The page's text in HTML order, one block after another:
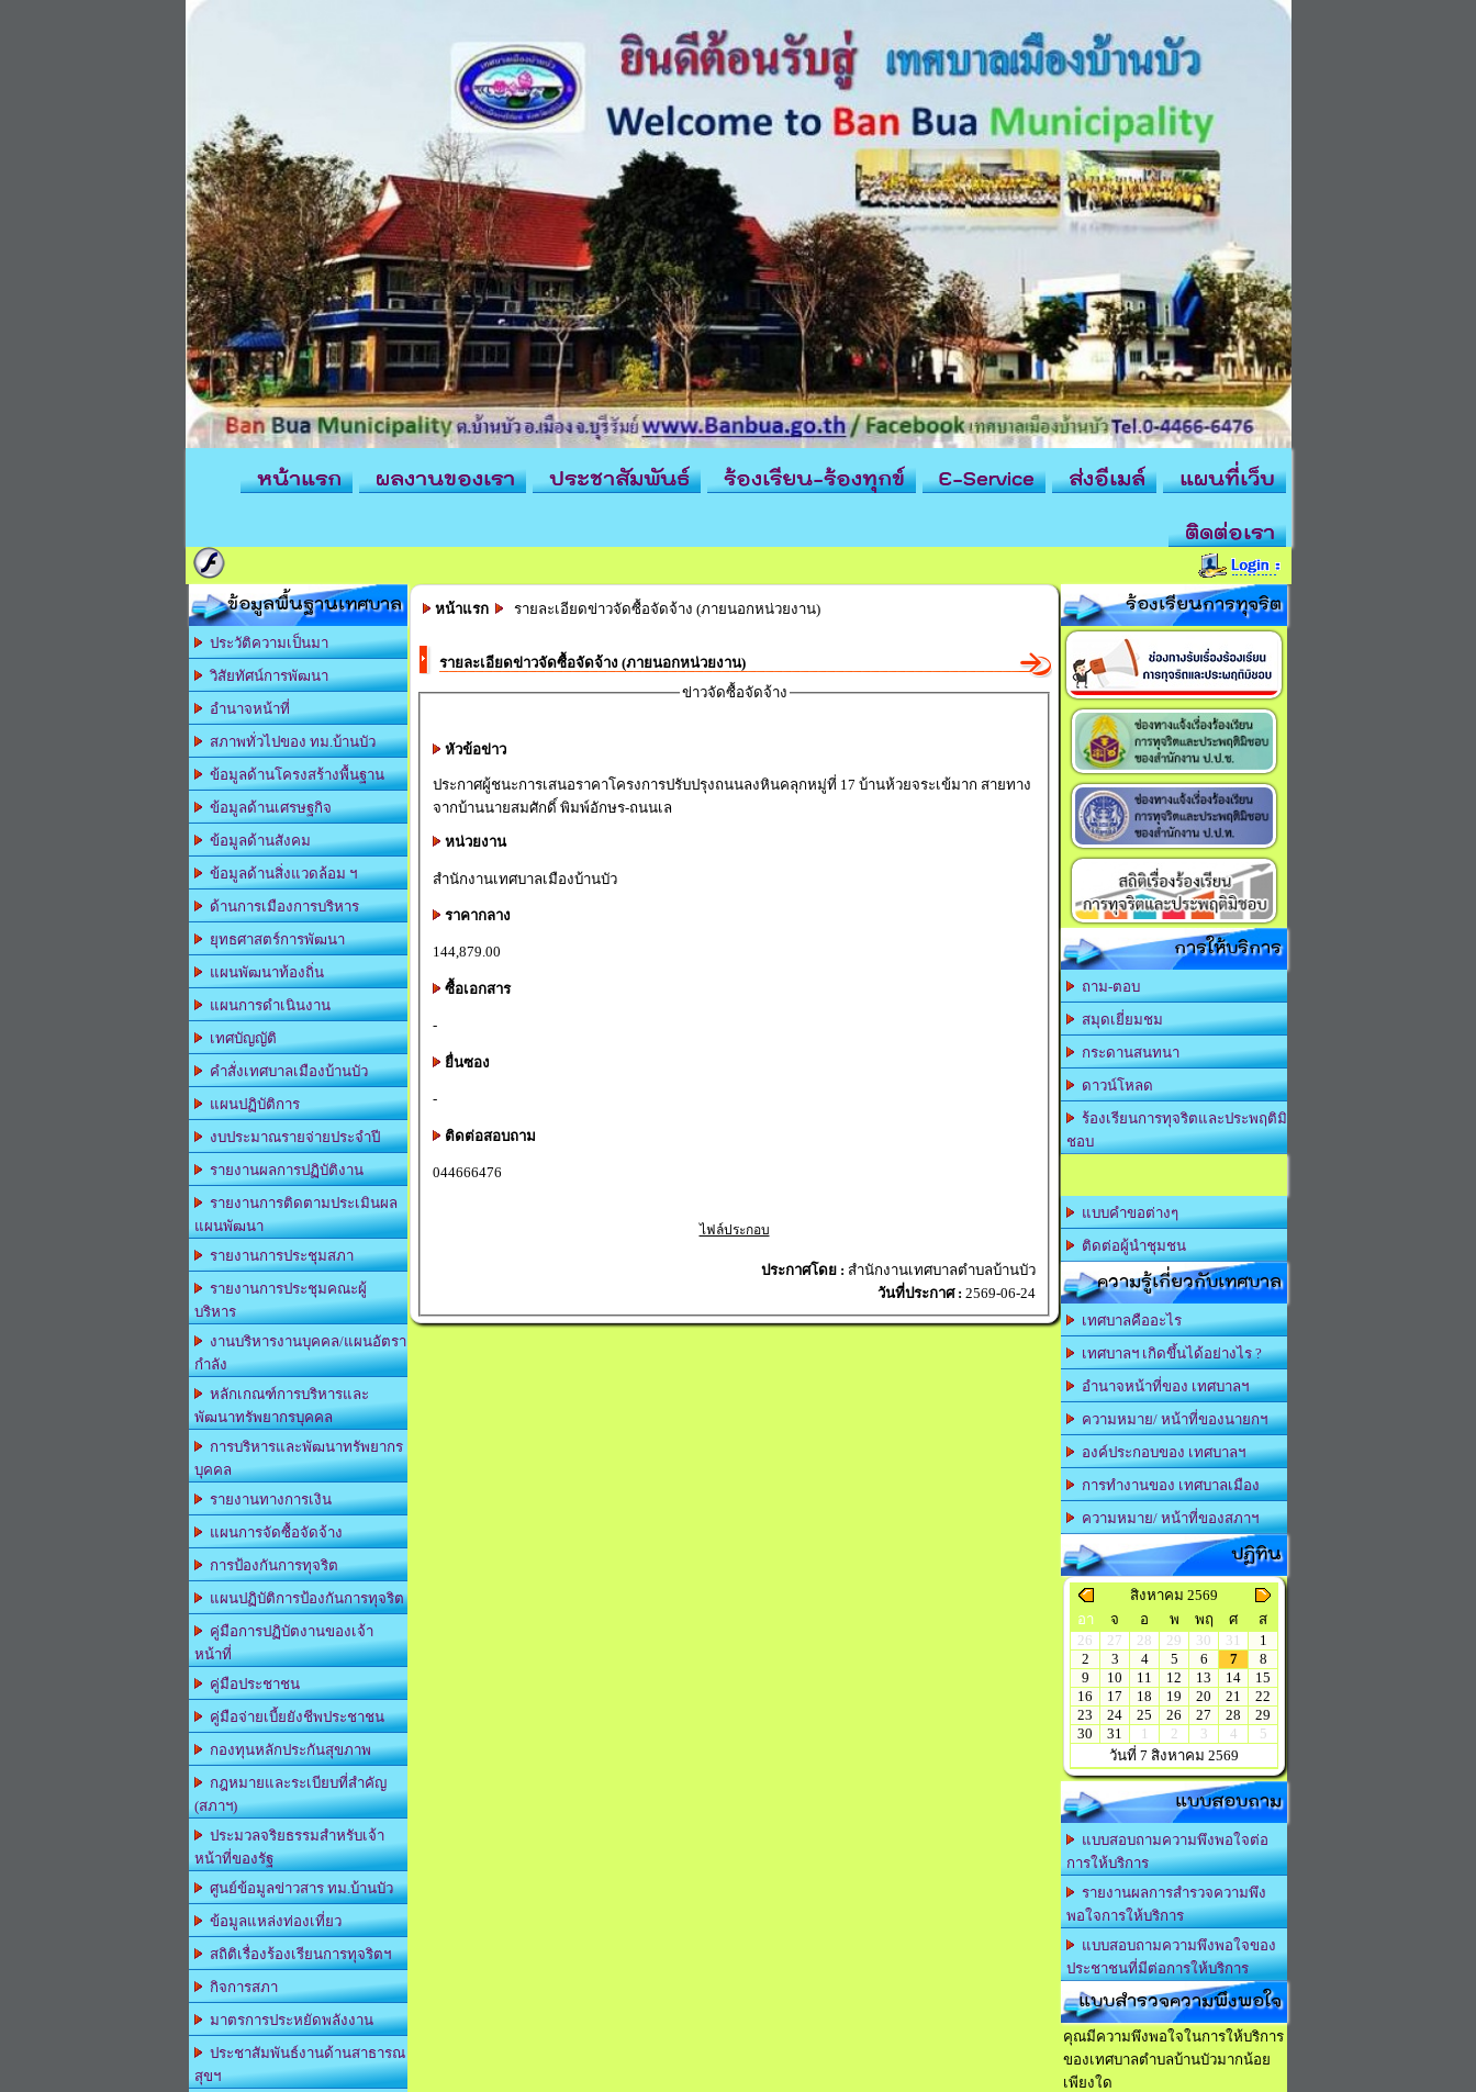
หน้าแรก ผลงานของเรา ประชาสัมพันธ์ ร้องเรียน-ร้องทุกข์ E-Service ส่งอีเมล์
แผนที่เว็บ
ติดต่อเรา
ข้อมูลพื้นฐานเทศบาล
ประวัติความเป็นมา
วิสัยทัศน์การพัฒนา
อำนาจหน้าที่
สภาพทั่วไปของ ทม.บ้านบัว
ข้อมูลด้านโครงสร้างพื้นฐาน
ข้อมูลด้านเศรษฐกิจ
ข้อมูลด้านสังคม
ข้อมูลด้านสิ่งแวดล้อม ฯ
ด้านการเมืองการบริหาร
ยุทธศาสตร์การพัฒนา
แผนพัฒนาท้องถิ่น
แผนการดำเนินงาน
เทศบัญญัติ
คำสั่งเทศบาลเมืองบ้านบัว
แผนปฏิบัติการ
งบประมาณรายจ่ายประจำปี
รายงานผลการปฏิบัติงาน
รายงานการติดตามประเมินผล
แผนพัฒนา
รายงานการประชุมสภา
รายงานการประชุมคณะผู้
บริหาร
งานบริหารงานบุคคล/แผนอัตรา
กำลัง
หลักเกณฑ์การบริหารและ
พัฒนาทรัพยากรบุคคล
การบริหารและพัฒนาทรัพยากร
บุคคล
รายงานทางการเงิน
แผนการจัดซื้อจัดจ้าง
การป้องกันการทุจริต
แผนปฏิบัติการป้องกันการทุจริต
คู่มือการปฏิบัตงานของเจ้า
หน้าที่
คู่มือประชาชน
คู่มือจ่ายเบี้ยยังชีพประชาชน
กองทุนหลักประกันสุขภาพ
กฎหมายและระเบียบที่สำคัญ
(สภาฯ)
ประมวลจริยธรรมสำหรับเจ้า
หน้าที่ของรัฐ
ศูนย์ข้อมูลข่าวสาร ทม.บ้านบัว
ข้อมูลแหล่งท่องเที่ยว
สถิติเรื่องร้องเรียนการทุจริตฯ
กิจการสภา
มาตรการประหยัดพลังงาน
ประชาสัมพันธ์งานด้านสาธารณ
สุขฯ
หน้าแรก รายละเอียดข่าวจัดซื้อจัดจ้าง (ภายนอกหน่วยงาน)
รายละเอียดข่าวจัดซื้อจัดจ้าง (ภายนอกหน่วยงาน)
ข่าวจัดซื้อจัดจ้าง
หัวข้อข่าว
ประกาศผู้ชนะการเสนอราคาโครงการปรับปรุงถนนลงหินคลุกหมู่ที่ 17 บ้านห้วยจระเข้มาก สายทาง
จากบ้านนายสมศักดิ์ พิมพ์อักษร-ถนนเล
หน่วยงาน
สำนักงานเทศบาลเมืองบ้านบัว
ราคากลาง
144,879.00
ซื้อเอกสาร
-
ยื่นซอง
-
ติดต่อสอบถาม
044666476
ไฟล์ประกอบ
ประกาศโดย : สำนักงานเทศบาลตำบลบ้านบัว
วันที่ประกาศ : 2569-06-24
ร้องเรียนการทุจริต
การให้บริการ
ถาม-ตอบ
สมุดเยี่ยมชม
กระดานสนทนา
ดาวน์โหลด
ร้องเรียนการทุจริตและประพฤติมิ
ชอบ
แบบคำขอต่างๆ
ติดต่อผู้นำชุมชน
ความรู้เกี่ยวกับเทศบาล
เทศบาลคืออะไร
เทศบาลฯ เกิดขึ้นได้อย่างไร ?
อำนาจหน้าที่ของ เทศบาลฯ
ความหมาย/ หน้าที่ของนายกฯ
องค์ประกอบของ เทศบาลฯ
การทำงานของ เทศบาลเมือง
ความหมาย/ หน้าที่ของสภาฯ
ปฏิทิน
สิงหาคม 2569
อา
จ อ พ พฤ ศ
ส
26
27 28 29 30 31
1
2
3 4 5 6 7
8
9
10 11 12 13 14
15
16
17 18 19 20 21
22
23
24 25 26 27 28
29
30
31 1 2 3 4
5
วันที่ 7 สิงหาคม 2569
แบบสอบถาม
แบบสอบถามความพึงพอใจต่อ
การให้บริการ
รายงานผลการสำรวจความพึง
พอใจการให้บริการ
แบบสอบถามความพึงพอใจของ
ประชาชนที่มีต่อการให้บริการ
แบบสำรวจความพึงพอใจ
คุณมีความพึงพอใจในการให้บริการ
ของเทศบาลตำบลบ้านบัวมากน้อย
เพียงใด